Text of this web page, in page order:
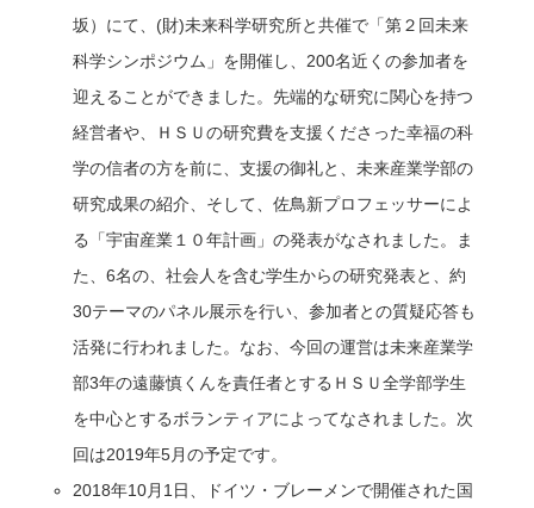
坂）にて、(財)未来科学研究所と共催で「第２回未来
科学シンポジウム」を開催し、200名近くの参加者を
迎えることができました。先端的な研究に関心を持つ
経営者や、ＨＳＵの研究費を支援くださった幸福の科
学の信者の方を前に、支援の御礼と、未来産業学部の
研究成果の紹介、そして、佐鳥新プロフェッサーによ
る「宇宙産業１０年計画」の発表がなされました。ま
た、6名の、社会人を含む学生からの研究発表と、約
30テーマのパネル展示を行い、参加者との質疑応答も
活発に行われました。なお、今回の運営は未来産業学
部3年の遠藤慎くんを責任者とするＨＳＵ全学部学生
を中心とするボランティアによってなされました。次
回は2019年5月の予定です。
2018年10月1日、ドイツ・ブレーメンで開催された国